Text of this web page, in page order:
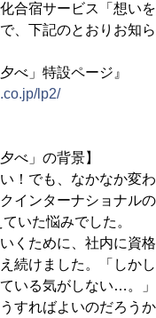
合宿サービス「想い
、下記のとおりお知ら
べ」特設ページ』
lp2/
べ」の背景】
！でも、なかなか変わ
インターナショナル
いた悩みでした。
くために、社内に資
続けました。「しか
いる気がしない…。
すればよいのだろうか